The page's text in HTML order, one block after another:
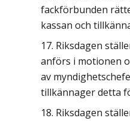
fackförbunden
kassan och
Riksdagen
anförs i motionen
av
tillkännager detta
Riksdagen